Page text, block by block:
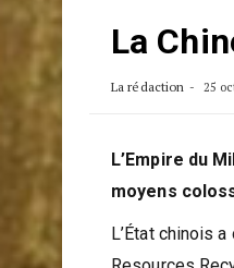
La
La rédaction 25
L’Empire du
moyens
L’État chinois